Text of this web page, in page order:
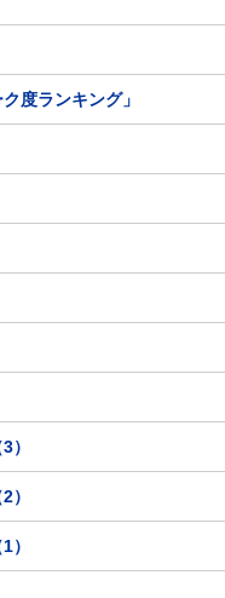
度ランキング」
）
）
）